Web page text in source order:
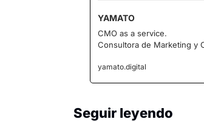
YAMATO
CMO as a service.
Consultora de Marketing y
yamato.digital
Seguir leyendo